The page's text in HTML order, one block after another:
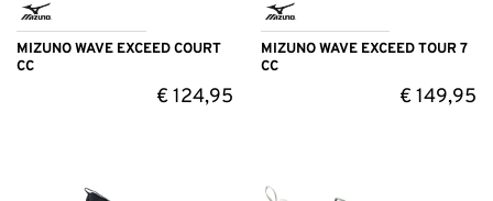
MIZUNO WAVE EXCEED COURT
CC
€124,95
MIZUNO WAVE EXCEED TOUR 7
CC
€149,95